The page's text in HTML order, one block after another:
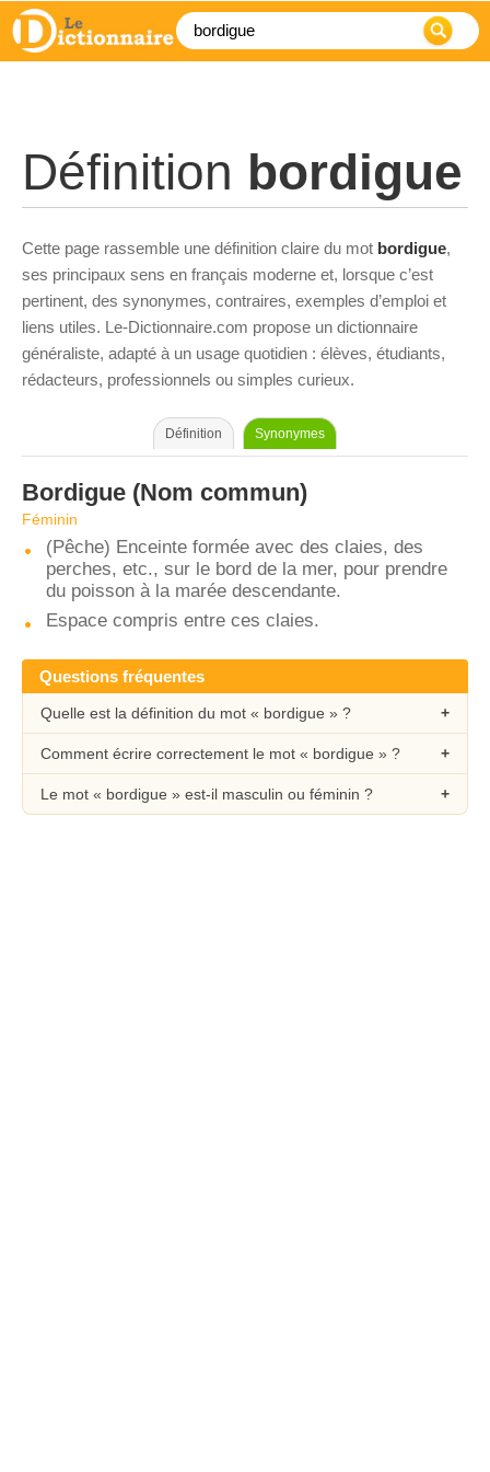
Définition bordigue
Cette page rassemble une définition claire du mot bordigue,
ses principaux sens en français moderne et, lorsque c’est
pertinent, des synonymes, contraires, exemples d’emploi et
liens utiles. Le-Dictionnaire.com propose un dictionnaire
généraliste, adapté à un usage quotidien : élèves, étudiants,
rédacteurs, professionnels ou simples curieux.
Définition Synonymes
Bordigue (Nom commun)
Féminin
(Pêche) Enceinte formée avec des claies, des
perches, etc., sur le bord de la mer, pour prendre
du poisson à la marée descendante.
Espace compris entre ces claies.
Questions fréquentes
Quelle est la définition du mot « bordigue » ?
Comment écrire correctement le mot « bordigue » ?
Le mot « bordigue » est-il masculin ou féminin ?